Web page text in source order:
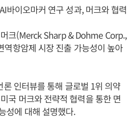
바이오마커 연구 성과, 머크와 협력
크(Merck Sharp & Dohme Corp.,
역항암제 시장 진출 가능성이 높아
인터뷰를 통해 글로벌 1위 의약
국 머크와 전략적 협력을 통한 면
성에 대해 설명했다.